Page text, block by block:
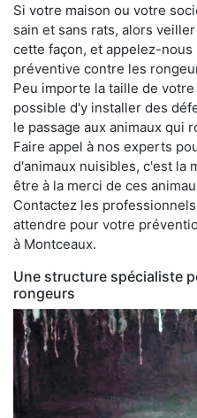
Si votre maison ou votre
sain et sans rats, alors
cette façon, et appelez-
préventive contre les
Peu importe la taille de
possible d'y installer des
le passage aux animaux qui
Faire appel à nos experts
d'animaux nuisibles, c'est la
être à la merci de ces
Contactez les
attendre pour votre
à Montceaux.
Une structure spécialiste
rongeurs